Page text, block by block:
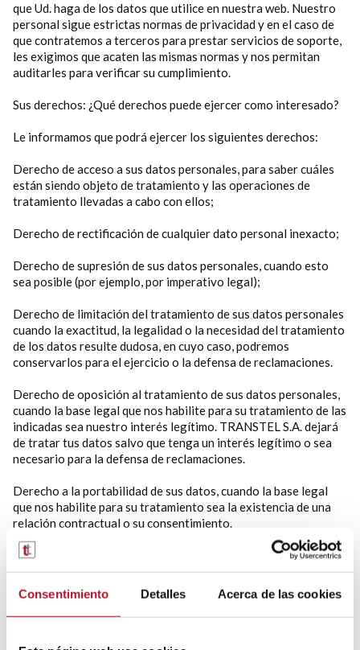
Consentimiento Detalles Acerca de las cookies
que Ud. haga de los datos que utilice en nuestra web. Nuestro
personal sigue estrictas normas de privacidad y en el caso de
que contratemos a terceros para prestar servicios de soporte,
les exigimos que acaten las mismas normas y nos permitan
auditarles para verificar su cumplimiento.
Sus derechos: ¿Qué derechos puede ejercer como interesado?
Le informamos que podrá ejercer los siguientes derechos:
Derecho de acceso a sus datos personales, para saber cuáles
están siendo objeto de tratamiento y las operaciones de
tratamiento llevadas a cabo con ellos;
Derecho de rectificación de cualquier dato personal inexacto;
Derecho de supresión de sus datos personales, cuando esto
sea posible (por ejemplo, por imperativo legal);
Derecho de limitación del tratamiento de sus datos personales
cuando la exactitud, la legalidad o la necesidad del tratamiento
de los datos resulte dudosa, en cuyo caso, podremos
conservarlos para el ejercicio o la defensa de reclamaciones.
Derecho de oposición al tratamiento de sus datos personales,
cuando la base legal que nos habilite para su tratamiento de las
indicadas sea nuestro interés legítimo. TRANSTEL S.A. dejará
de tratar tus datos salvo que tenga un interés legítimo o sea
necesario para la defensa de reclamaciones.
Derecho a la portabilidad de sus datos, cuando la base legal
que nos habilite para su tratamiento sea la existencia de una
relación contractual o su consentimiento.
Derecho a revocar el consentimiento otorgado a TRANSTEL
S.A.
Para ejercitar sus derechos, puede hacerlo de manera gratuita
y en cualquier momento, contactando con nosotros en la